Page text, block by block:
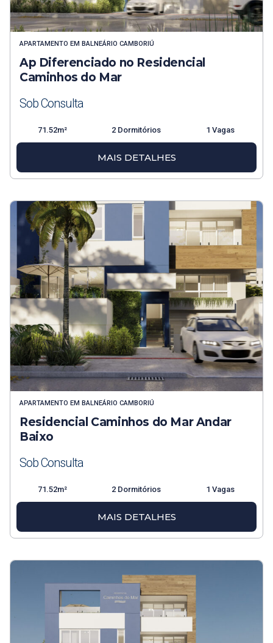
APARTAMENTO EM BALNEÁRIO CAMBORIÚ
Ap Diferenciado no Residencial
Caminhos do Mar
Sob Consulta
71.52m² 2 Dormitórios 1 Vagas
MAIS DETALHES
APARTAMENTO EM BALNEÁRIO CAMBORIÚ
Residencial Caminhos do Mar Andar
Baixo
Sob Consulta
71.52m² 2 Dormitórios 1 Vagas
MAIS DETALHES